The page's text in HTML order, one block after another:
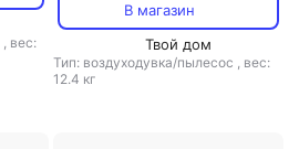
, вес:
В магазин
Твой дом
Тип: воздуходувка/пылесос , вес:
12.4 кг